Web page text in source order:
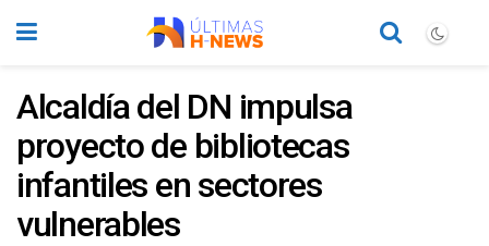
Alcaldía del DN impulsa
proyecto de bibliotecas
infantiles en sectores
vulnerables